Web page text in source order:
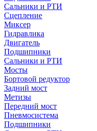
Сальники и РТИ
Сцепление
Миксер
Гидравлика
Двигатель
Подшипники
Сальники и РТИ
Мосты
Бортовой редуктор
Задний мост
Метизы
Передний мост
Пневмосистема
Подшипники